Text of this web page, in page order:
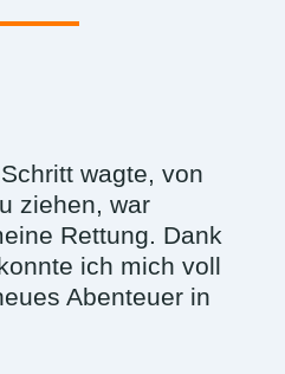
wagte, von
ziehen, war
Rettung. Dank
ich mich voll
Abenteuer in